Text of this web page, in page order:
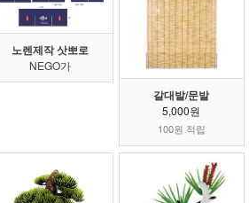
노렌제작 삿뽀로
NEGO가
갈대발/문발
5,000원
100원 적립